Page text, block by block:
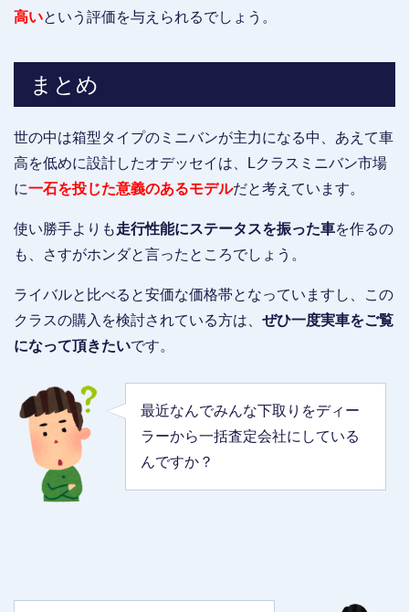
高いという評価を与えられるでしょう。
まとめ
世の中は箱型タイプのミニバンが主力になる中、あえて車
高を低めに設計したオデッセイは、Lクラスミニバン市場
に一石を投じた意義のあるモデルだと考えています。
使い勝手よりも走行性能にステータスを振った車を作るの
も、さすがホンダと言ったところでしょう。
ライバルと比べると安価な価格帯となっていますし、この
クラスの購入を検討されている方は、 ぜひ一度実車をご覧
になって頂きたいです。
最近なんでみんな下取りをディー
ラーから一括査定会社にしている
んですか？